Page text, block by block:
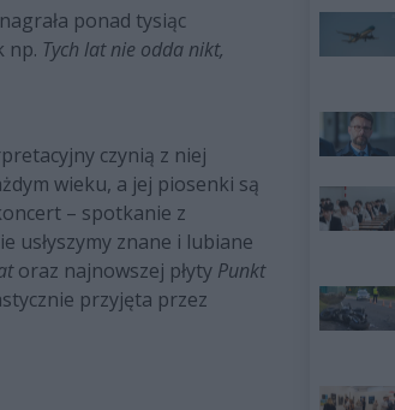
ponad tysiąc
np. Tych lat nie odda nikt,
czynią z niej
wieku, a jej piosenki są
– spotkanie z
usłyszymy znane i lubiane
oraz najnowszej płyty Punkt
przyjęta przez